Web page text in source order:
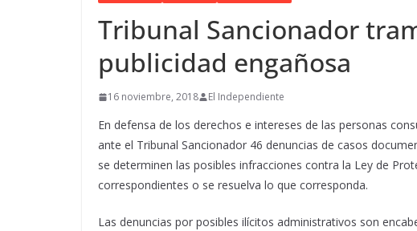
Tribunal Sancionador
publicidad engañosa
16 noviembre, 2018 El Independiente
En defensa de los derechos e intereses de las personas
ante el Tribunal Sancionador 46 denuncias de casos
se determinen las posibles infracciones contra la Ley de
correspondientes o se resuelva lo que corresponda.
Las denuncias por posibles ilícitos administrativos son